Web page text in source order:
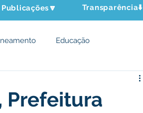
Publicações🔽 Transparência⬇️
Educação
Prefeitura